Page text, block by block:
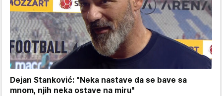
Dejan Stanković: "Neka nastave da se bave sa
mnom, njih neka ostave na miru"